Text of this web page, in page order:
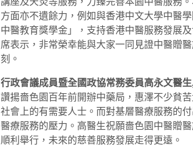
方面亦不遺餘力，例如與香港中文大學中醫
中醫教育獎學金」，支持香港中醫服務發展
席表示，非常榮幸能與大家一同見證中醫贈
刻。
行政會議成員暨全國政協常務委員高永文醫生
讚揚嗇色園百年前開辦中藥局，惠澤不少貧
社會上的有需要人士。而對基層醫療服務的
醫療服務的壓力。高醫生祝願嗇色園中醫贈
順利舉行，未來的慈善服務發展走得更遠。